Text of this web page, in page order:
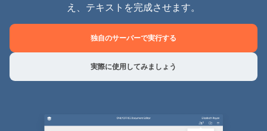
え、テキストを完成させます。
独自のサーバーで実行する
実際に使用してみましょう